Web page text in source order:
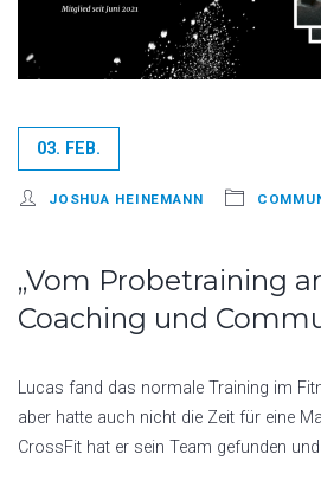
03. FEB.
JOSHUA HEINEMANN
„Vom Probetraining
Coaching und
Lucas fand das normale Training im
aber hatte auch nicht die Zeit für eine
CrossFit hat er sein Team gefunden